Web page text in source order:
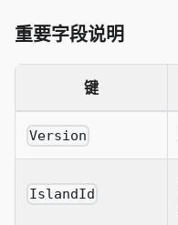
重要字段说明
键
Version
IslandId